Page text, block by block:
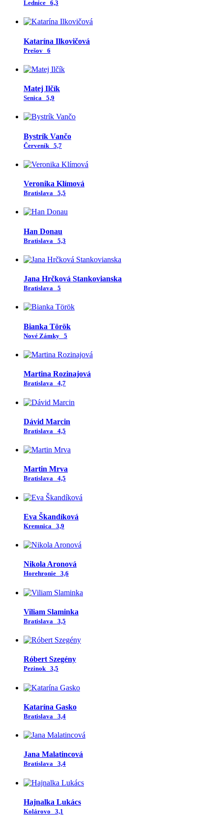
Lednice 6,3
Katarína Ilkovičová
Prešov 6
Matej Ilčík
Senica 5,9
Bystrík Vančo
Červeník 5,7
Veronika Klímová
Bratislava 5,5
Han Donau
Bratislava 5,3
Jana Hrčková Stankovianska
Bratislava 5
Bianka Török
Nové Zámky 5
Martina Rozinajová
Bratislava 4,7
Dávid Marcin
Bratislava 4,5
Martin Mrva
Bratislava 4,5
Eva Škandíková
Kremnica 3,9
Nikola Aronová
Horehronie 3,6
Viliam Slaminka
Bratislava 3,5
Róbert Szegény
Pezinok 3,5
Katarína Gasko
Bratislava 3,4
Jana Malatincová
Bratislava 3,4
Hajnalka Lukács
Kolárovo 3,1